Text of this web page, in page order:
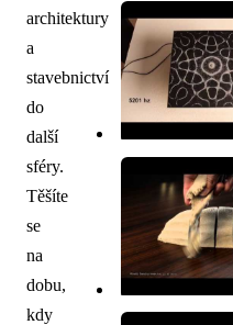
architektury
a
stavebnictví
do
další
sféry.
Těšíte
se
na
dobu,
kdy